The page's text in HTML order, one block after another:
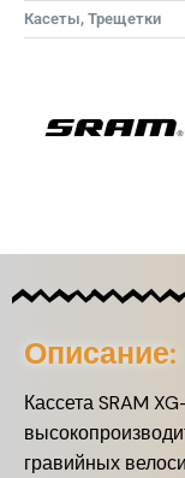
Касеты, Трещетки
Описание:
Кассета SRAM
гравийных